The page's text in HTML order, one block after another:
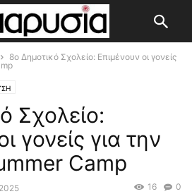
8ο Δημοτικό Σχολείο: Επιμένουν οι γονείς
Σχολείο:
γονείς για την
Camp
0
16